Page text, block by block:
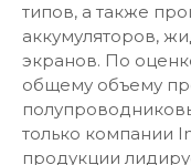
типов, а также
аккумуляторов,
экранов. По
общему объему
только компании
продукции